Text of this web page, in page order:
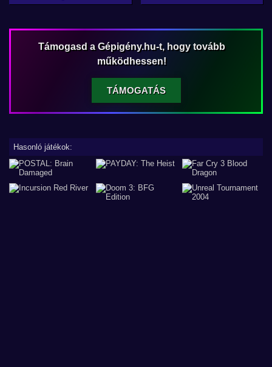
Támogasd a Gépigény.hu-t, hogy tovább
működhessen!
TÁMOGATÁS
Hasonló játékok: